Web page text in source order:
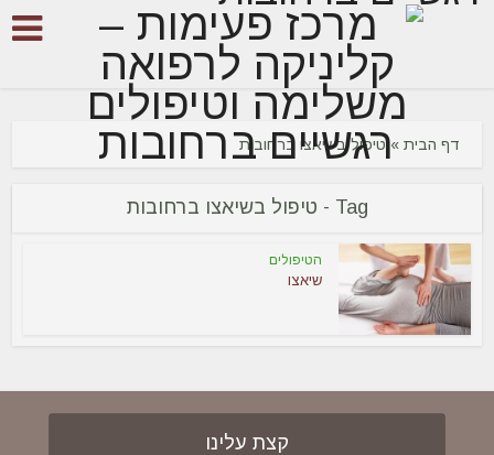
דף הבית »טיפול בשיאצו ברחובות
Tag - טיפול בשיאצו ברחובות
הטיפולים
שיאצו
קצת עלינו